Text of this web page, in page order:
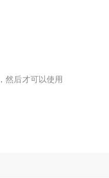
然后才可以使用